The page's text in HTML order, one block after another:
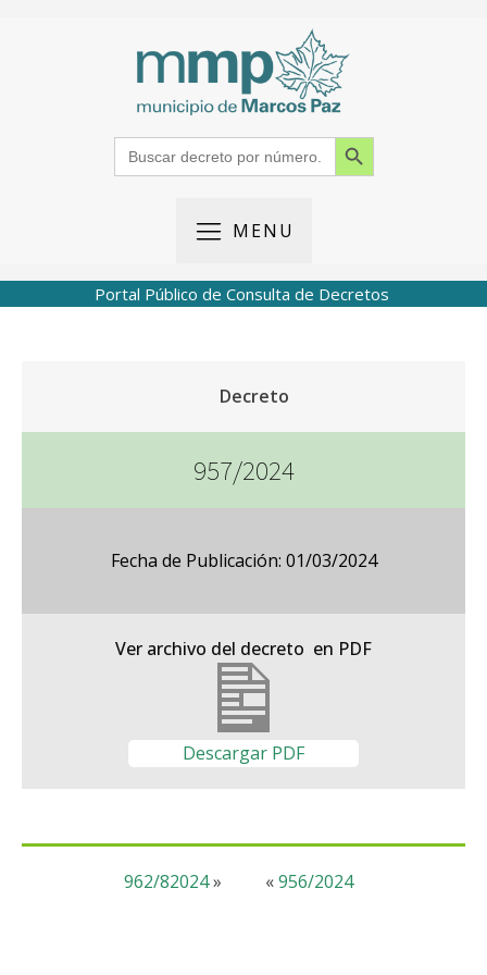
Search
for:
Search Button
MENU
Portal Público de Consulta de Decretos
Decreto
957/2024
Fecha de Publicación: 01/03/2024
Ver archivo del decreto en PDF
Descargar PDF
«956/2024
962/82024»